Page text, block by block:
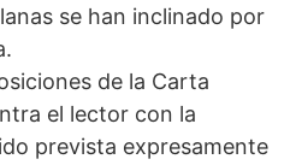
se han inclinado por
de la Carta
el lector con la
prevista expresamente